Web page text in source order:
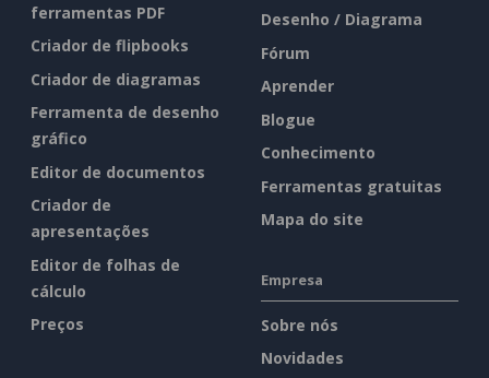
ferramentas PDF
Criador de flipbooks
Criador de diagramas
Ferramenta de desenho
gráfico
Editor de documentos
Criador de
apresentações
Editor de folhas de
cálculo
Preços
Desenho / Diagrama
Fórum
Aprender
Blogue
Conhecimento
Ferramentas gratuitas
Mapa do site
Empresa
Sobre nós
Novidades